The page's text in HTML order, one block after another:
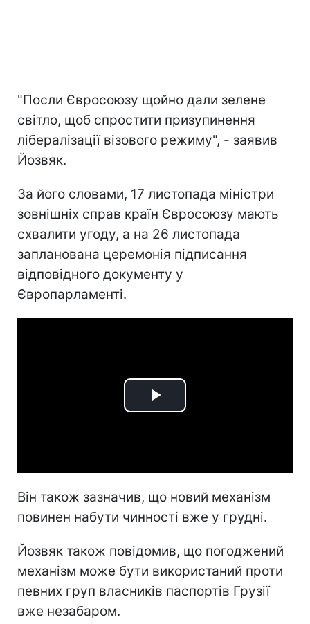
"Посли Євросоюзу щойно дали зелене
світло, щоб спростити призупинення
лібералізації візового режиму", - заявив
Йозвяк.
За його словами, 17 листопада міністри
зовнішніх справ країн Євросоюзу мають
схвалити угоду, а на 26 листопада
запланована церемонія підписання
відповідного документу у
Європарламенті.
Play
Він також зазначив, що новий механізм
повинен набути чинності вже у грудні.
Йозвяк також повідомив, що погоджений
механізм може бути використаний проти
певних груп власників паспортів Грузії
вже незабаром.